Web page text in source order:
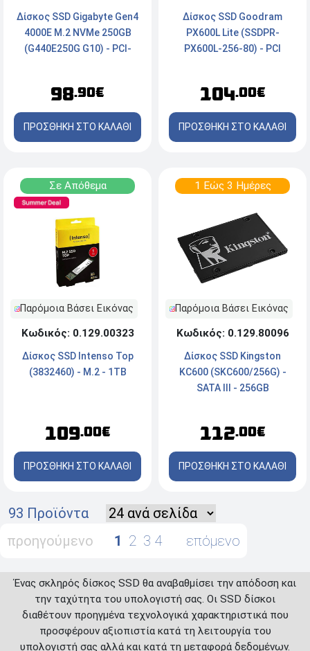
Δίσκος SSD Gigabyte Gen4
4000E M.2 NVMe 250GB
(G440E250G G10) - PCI-
98.90€
ΠΡΟΣΘΗΚΗ ΣΤΟ ΚΑΛΑΘΙ
Δίσκος SSD Goodram
PX600L Lite (SSDPR-
PX600L-256-80) - PCI
104.00€
ΠΡΟΣΘΗΚΗ ΣΤΟ ΚΑΛΑΘΙ
Σε Απόθεμα
Παρόμοια Βάσει Εικόνας
Κωδικός: 0.129.00323
Δίσκος SSD Intenso Top
(3832460) - M.2 - 1TB
109.00€
ΠΡΟΣΘΗΚΗ ΣΤΟ ΚΑΛΑΘΙ
1 Εώς 3 Ημέρες
Παρόμοια Βάσει Εικόνας
Κωδικός: 0.129.80096
Δίσκος SSD Kingston
KC600 (SKC600/256G) -
SATA III - 256GB
112.00€
ΠΡΟΣΘΗΚΗ ΣΤΟ ΚΑΛΑΘΙ
93 Προϊόντα
προηγούμενο
1 2 3 4 επόμενο
Ένας σκληρός δίσκος SSD θα αναβαθμίσει την απόδοση και
την ταχύτητα του υπολογιστή σας. Οι SSD δίσκοι
διαθέτουν προηγμένα τεχνολογικά χαρακτηριστικά που
προσφέρουν αξιοπιστία κατά τη λειτουργία του
υπολογιστή σας αλλά και κατά τη μεταφορά δεδομένων.